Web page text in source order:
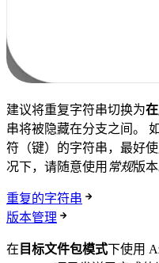
建议将重复字符串切换为
串将被隐藏在分支之间。
符（键）的字符串，最好
况下，请随意使用 常规版本
重复的字符串
版本管理
在 目标文件包模式下使用